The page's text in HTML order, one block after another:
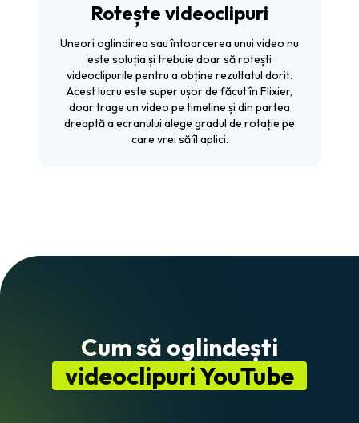
Rotește videoclipuri
Uneori oglindirea sau întoarcerea unui video nu
este soluția și trebuie doar sărotești
videoclipurile pentru a obține rezultatul dorit.
Acest lucru este super ușor de făcut în Flixier,
doar trage un video pe timeline și din partea
dreaptă a ecranului alege gradul de rotație pe
care vrei să îl aplici.
Cum să oglindești
videoclipuri YouTube